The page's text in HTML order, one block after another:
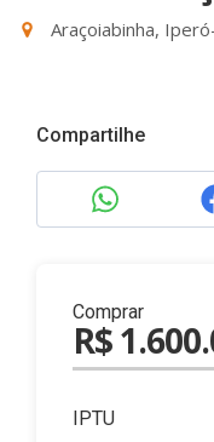
Araçoiabinha,
Compartilhe
Comprar
R$
IPTU